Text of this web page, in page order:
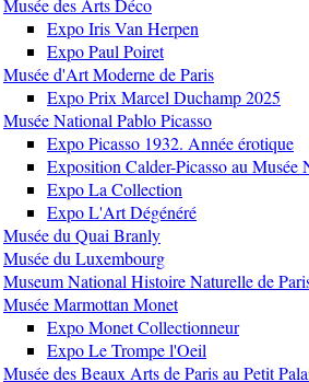
Musée des Arts Déco
Expo Iris Van Herpen
Expo Paul Poiret
Musée d'Art Moderne de Paris
Expo Prix Marcel Duchamp 2025
Musée National Pablo Picasso
Expo Picasso 1932. Année érotique
Exposition Calder-Picasso au Musée
Expo La Collection
Expo L'Art Dégénéré
Musée du Quai Branly
Musée du Luxembourg
Museum National Histoire Naturelle de
Musée Marmottan Monet
Expo Monet Collectionneur
Expo Le Trompe l'Oeil
Musée des Beaux Arts de Paris au Petit